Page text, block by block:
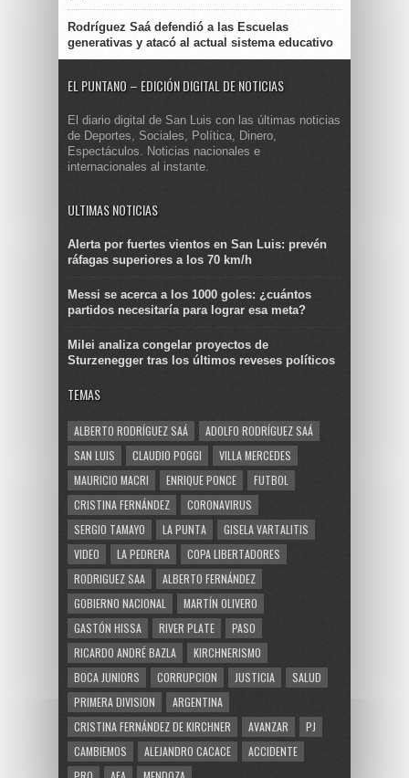
Rodríguez Saá defendió a las Escuelas
generativas y atacó al actual sistema educativo
EL PUNTANO – EDICIÓN DIGITAL DE NOTICIAS
El diario digital de San Luis con las últimas noticias
de Deportes, Sociales, Política, Dinero,
Espectáculos. Noticias nacionales e
internacionales al instante.
ULTIMAS NOTICIAS
Alerta por fuertes vientos en San Luis: prevén
ráfagas superiores a los 70 km/h
Messi se acerca a los 1000 goles: ¿cuántos
partidos necesitaría para lograr esa meta?
Milei analiza congelar proyectos de
Sturzenegger tras los últimos reveses políticos
TEMAS
ALBERTO RODRÍGUEZ SAÁ
ADOLFO RODRÍGUEZ SAÁ
SAN LUIS
CLAUDIO POGGI
VILLA MERCEDES
MAURICIO MACRI
ENRIQUE PONCE
FUTBOL
CRISTINA FERNÁNDEZ
CORONAVIRUS
SERGIO TAMAYO
LA PUNTA
GISELA VARTALITIS
VIDEO
LA PEDRERA
COPA LIBERTADORES
RODRIGUEZ SAA
ALBERTO FERNÁNDEZ
GOBIERNO NACIONAL
MARTÍN OLIVERO
GASTÓN HISSA
RIVER PLATE
PASO
RICARDO ANDRÉ BAZLA
KIRCHNERISMO
BOCA JUNIORS
CORRUPCION JUSTICIA
SALUD
PRIMERA DIVISION
ARGENTINA
CRISTINA FERNÁNDEZ DE KIRCHNER
AVANZAR
PJ
CAMBIEMOS
ALEJANDRO CACACE
ACCIDENTE